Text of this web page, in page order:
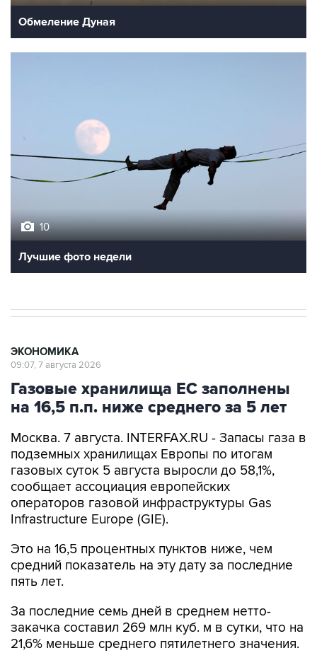
Обмеление Дуная
10
Лучшие фото недели
ЭКОНОМИКА
09:07, 7 августа 2026
Газовые хранилища ЕС заполнены
на 16,5 п.п. ниже среднего за 5 лет
Москва. 7 августа. INTERFAX.RU - Запасы газа в
подземных хранилищах Европы по итогам
газовых суток 5 августа выросли до 58,1%,
сообщает ассоциация европейских
операторов газовой инфраструктуры Gas
Infrastructure Europe (GIE).
Это на 16,5 процентных пунктов ниже, чем
средний показатель на эту дату за последние
пять лет.
За последние семь дней в среднем нетто-
закачка составил 269 млн куб. м в сутки, что на
21,6% меньше среднего пятилетнего значения.